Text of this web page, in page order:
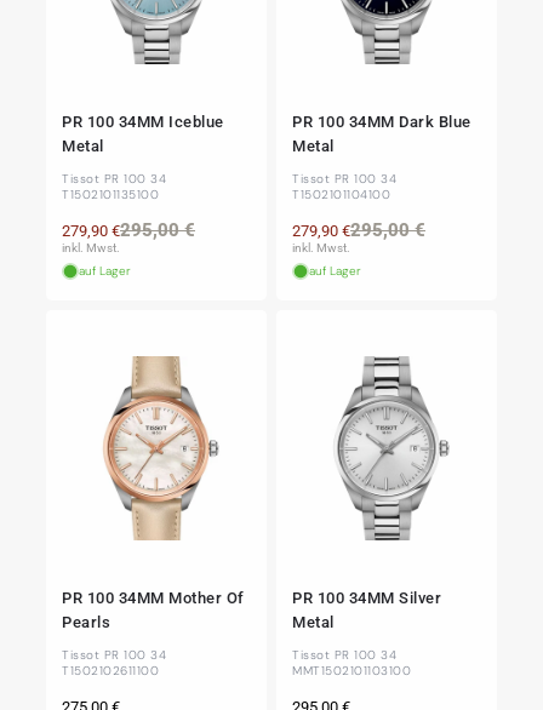
PR 100 34MM Iceblue
Metal
Tissot PR 100 34
T1502101135100
Normaler
295,00 €Verkaufspreis
279,90 €
inkl. Mwst.
auf Lager
PR 100 34MM Dark Blue
Metal
Tissot PR 100 34
T1502101104100
Normaler
295,00 €
279,90 €
inkl. Mwst.
auf Lager
PR 100 34MM Mother Of
Pearls
Tissot PR 100 34
T1502102611100
Normaler
PR 100 34MM Silver
Metal
Tissot PR 100 34
MMT1502101103100
Normaler